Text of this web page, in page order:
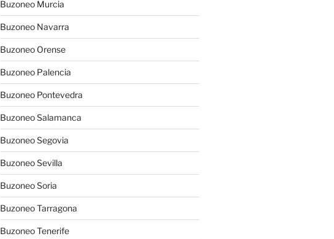
Buzoneo Murcia
Buzoneo Navarra
Buzoneo Orense
Buzoneo Palencia
Buzoneo Pontevedra
Buzoneo Salamanca
Buzoneo Segovia
Buzoneo Sevilla
Buzoneo Soria
Buzoneo Tarragona
Buzoneo Tenerife